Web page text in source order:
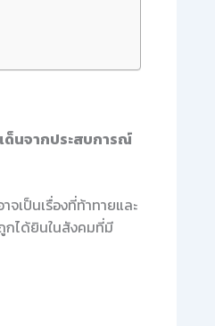
ด็นจากประสบการณ์
เป็นเรื่องที่ท้าทายและ
กได้ยินในสังคมที่มี